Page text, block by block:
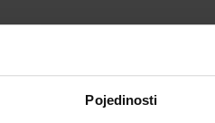
Pojedinosti